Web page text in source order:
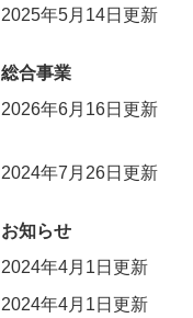
2025年5月14日更新
総合事業
2026年6月16日更新
2024年7月26日更新
お知らせ
2024年4月1日更新
2024年4月1日更新